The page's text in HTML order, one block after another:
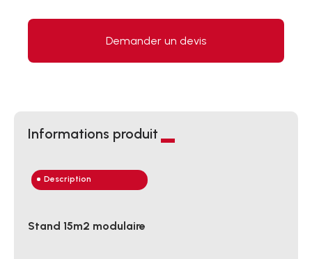
Demander un devis
Informations produit
Description
Stand 15m2 modulaire